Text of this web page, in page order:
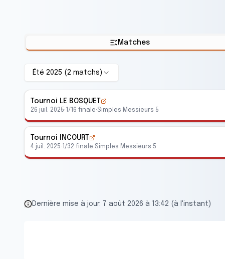
Matches
Été 2025 (2 matchs )
Tournoi LE BOSQUET
26 juil. 2025· 1/16 finale·Simples Messieurs 5
Tournoi INCOURT
4 juil. 2025· 1/32 finale·Simples Messieurs 5
Dernière mise à jour: 7 août 2026 à 13:42 (à l'instant)